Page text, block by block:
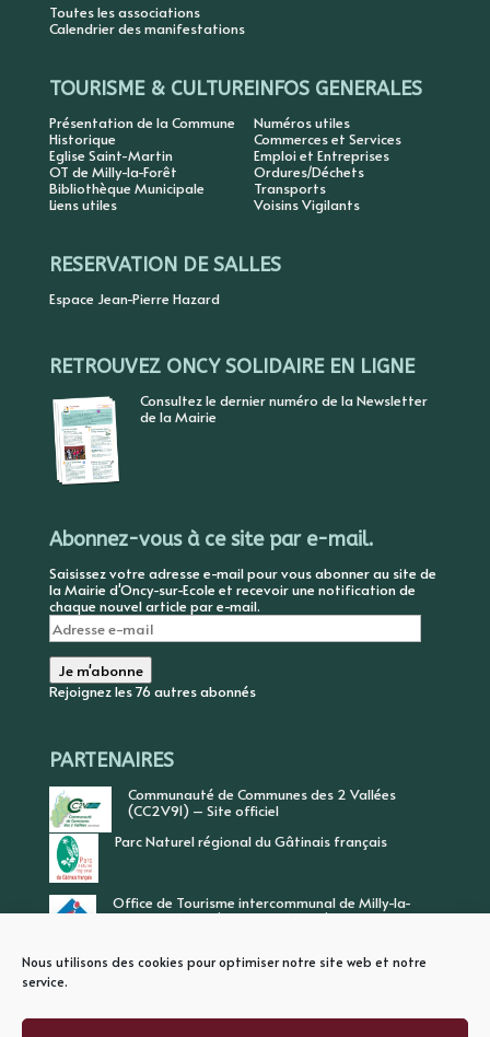
Nous utilisons des cookies pour optimiser notre site web et notre
service.
Toutes les associations
Calendrier des manifestations
TOURISME & CULTURE
Présentation de la Commune
Historique
Eglise Saint-Martin
OT de Milly-la-Forêt
Bibliothèque Municipale
Liens utiles
INFOS GENERALES
Numéros utiles
Commerces et Services
Emploi et Entreprises
Ordures/Déchets
Transports
Voisins Vigilants
RESERVATION DE SALLES
Espace Jean-Pierre Hazard
RETROUVEZ ONCY SOLIDAIRE EN LIGNE
Consultez le dernier numéro de la Newsletter
de la Mairie
Abonnez-vous à ce site par e-mail.
Saisissez votre adresse e-mail pour vous abonner au site de
la Mairie d'Oncy-sur-Ecole et recevoir une notification de
chaque nouvel article par e-mail.
Adresse
e-
mail
Je m'abonne
Rejoignez les 76 autres abonnés
PARTENAIRES
Communauté de Communes des 2 Vallées
(CC2V91) – Site officiel
Parc Naturel régional du Gâtinais français
Office de Tourisme intercommunal de Milly-la-
Forêt, Vallée de l’Ecole, Vallée de l’Essonne